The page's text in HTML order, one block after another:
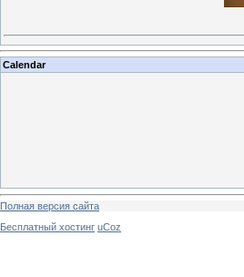
Calendar
Полная версия сайта
Бесплатный хостинг uCoz